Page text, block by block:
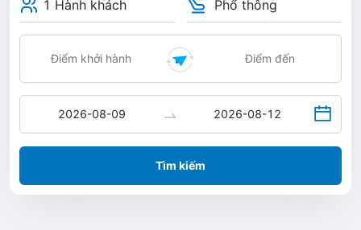
1 Hành khách Phổ thông
Tìm kiếm